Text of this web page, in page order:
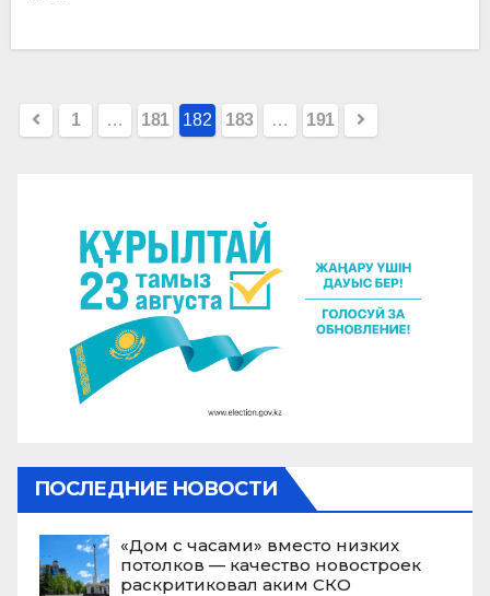
Пагинация
1 … 181 182 183 … 191
ПОСЛЕДНИЕ НОВОСТИ
«Дом с часами» вместо низких
потолков — качество новостроек
раскритиковал аким СКО